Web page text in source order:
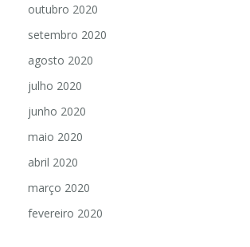
outubro 2020
setembro 2020
agosto 2020
julho 2020
junho 2020
maio 2020
abril 2020
março 2020
fevereiro 2020